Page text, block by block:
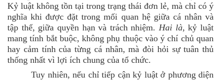
Kỷ luật không tồn tại trong trạng thái đơn lẻ, mà chỉ có ý
nghĩa khi được đặt trong mối quan hệ giữa cá nhân và
tập thể, giữa quyền hạn và trách nhiệm.Hai là, kỷ luật
mang tính bắt buộc, không phụ thuộc vào ý chí chủ quan
hay cảm tính của từng cá nhân, mà đòi hỏi sự tuân thủ
thống nhất vì lợi ích chung của tổ chức.
Tuy nhiên, nếu chỉ tiếp cận kỷ luật ở phương diện